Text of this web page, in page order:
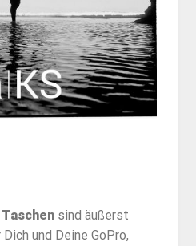
sind äußerst
und Deine GoPro,